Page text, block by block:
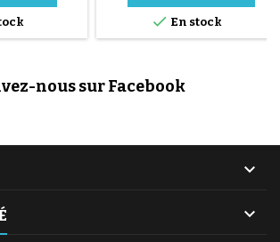
 En stock
nous sur Facebook

